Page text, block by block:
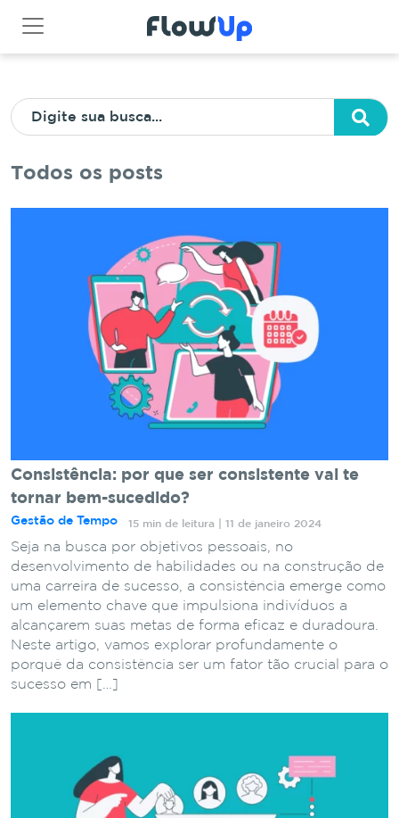
Todos os posts
Consistência: por que ser consistente vai te
tornar bem-sucedido?
Gestão de Tempo 15 min de leitura | 11 de janeiro 2024
Seja na busca por objetivos pessoais, no
desenvolvimento de habilidades ou na construção de
uma carreira de sucesso, a consistência emerge como
um elemento chave que impulsiona indivíduos a
alcançarem suas metas de forma eficaz e duradoura.
Neste artigo, vamos explorar profundamente o
porquê da consistência ser um fator tão crucial para o
sucesso em […]